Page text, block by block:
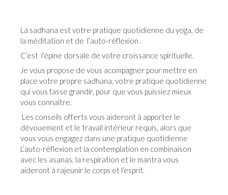
La sadhana est votre pratique quotidienne du yoga, de
la méditation et de l’auto-réflexion .
C’est l’épine dorsale de votre croissance spirituelle.
Je vous propose de vous acompagner pour mettre en
place votre propre sadhana, votre pratique quotidienne
qui vous fasse grandir, pour que vous puissiez mieux
vous connaître.
Les conseils offerts vous aideront à apporter le
dévouement et le travail intérieur requis, alors que
vous vous engagez dans une pratique quotidienne
L’auto-réflexion et la contemplation en combinaison
avec les asanas, la respiration et le mantra vous
aideront à rajeunir le corps et l’esprit.